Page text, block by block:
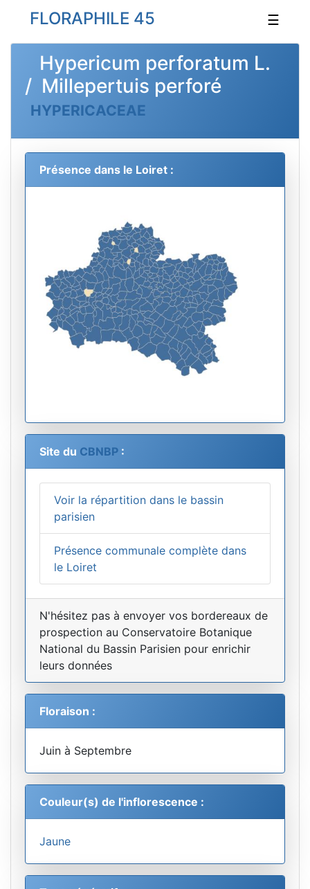
FLORAPHILE 45 ☰
Hypericum perforatum L.
/ Millepertuis perforé
HYPERICACEAE
Présence dans le Loiret :
Site du CBNBP :
Voir la répartition dans le bassin
parisien
Présence communale complète dans
le Loiret
N'hésitez pas à envoyer vos bordereaux de
prospection au Conservatoire Botanique
National du Bassin Parisien pour enrichir
leurs données
Floraison :
Juin à Septembre
Couleur(s) de l'inflorescence :
Jaune